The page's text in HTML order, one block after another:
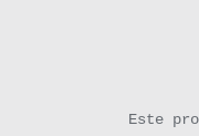
Este